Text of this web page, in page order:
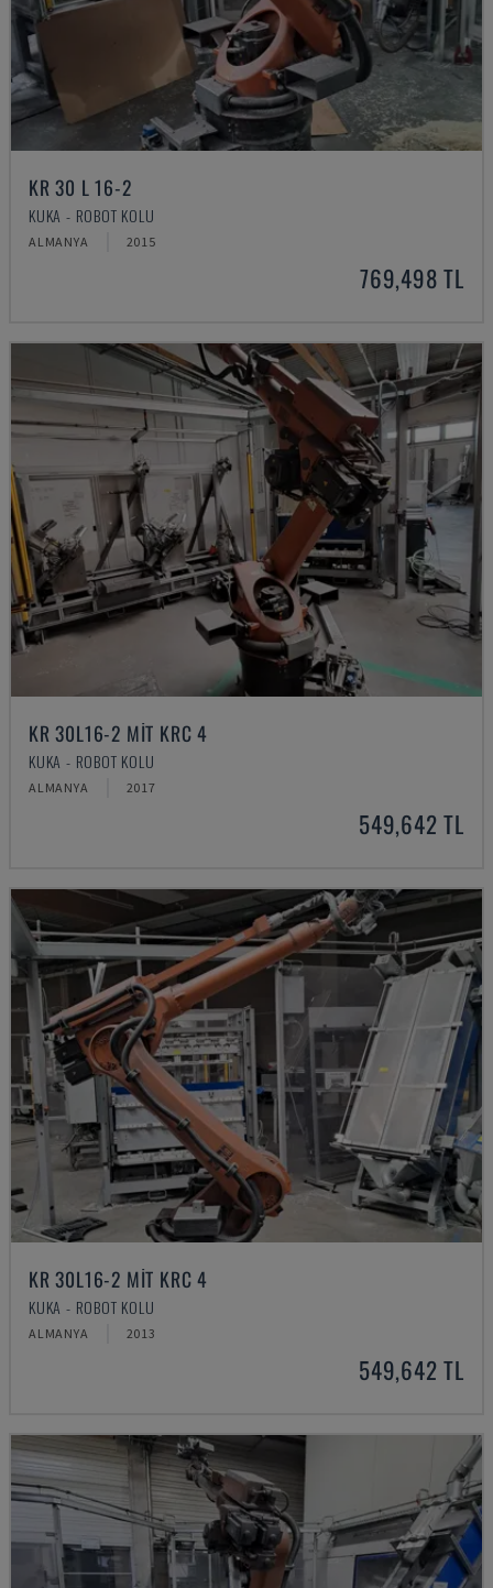
KR 30 L 16-2
KUKA - ROBOT KOLU
ALMANYA 2015
769,498 TL
KR 30L16-2 MIT KRC 4
KUKA - ROBOT KOLU
ALMANYA 2017
549,642 TL
KR 30L16-2 MIT KRC 4
KUKA - ROBOT KOLU
ALMANYA 2013
549,642 TL